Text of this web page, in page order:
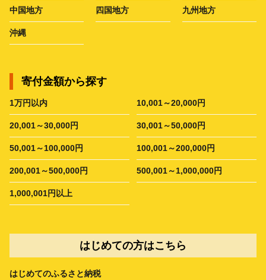
中国地方 四国地方 九州地方
沖縄
寄付金額から探す
1万円以内 10,001～20,000円
20,001～30,000円 30,001～50,000円
50,001～100,000円 100,001～200,000円
200,001～500,000円 500,001～1,000,000円
1,000,001円以上
はじめての方はこちら
はじめてのふるさと納税